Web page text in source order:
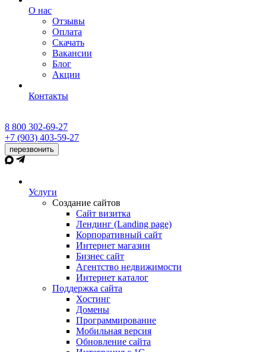
О нас
Отзывы
Оплата
Скачать
Вакансии
Блог
Акции
Контакты
8 800 302-69-27
+7 (903) 403-59-27
перезвонить
Услуги
Создание сайтов
Сайт визитка
Лендинг (Landing page)
Корпоративный сайт
Интернет магазин
Бизнес сайт
Агентство недвижимости
Интернет каталог
Поддержка сайта
Хостинг
Домены
Программирование
Мобильная версия
Обновление сайта